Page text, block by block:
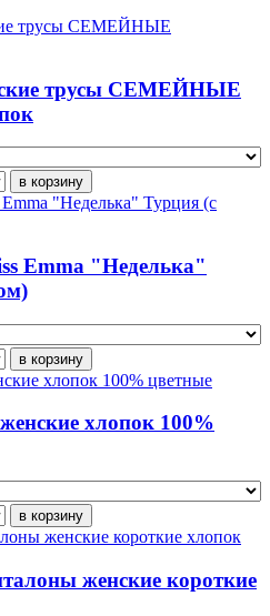
трусы СЕМЕЙНЫЕ
Emma "Неделька"
хлопок 100%
женские короткие